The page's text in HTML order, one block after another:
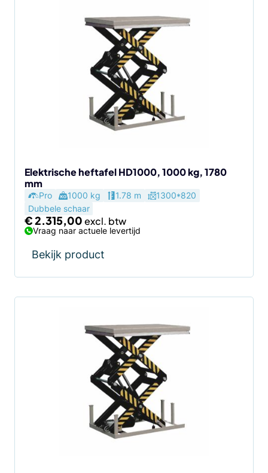
Elektrische heftafel HD1000, 1000 kg, 1780
mm
Pro 1000 kg 1.78 m
1300*820
Dubbele schaar
€2.315,00
Vraag naar actuele levertijd
Bekijk product